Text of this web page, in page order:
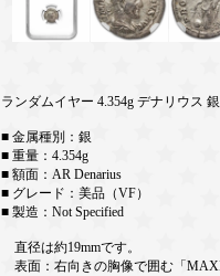
ランダムイヤー 4.354g デナリウス
■ 金属種別：銀
■ 重量：4.354g
■ 額面：AR Denarius
■ グレード：美品（VF）
■ 製造：Not Specified
直径は約19mmです。
表面：右向きの胸像で囲む「